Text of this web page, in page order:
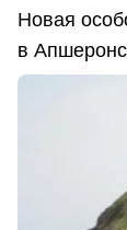
Новая
в